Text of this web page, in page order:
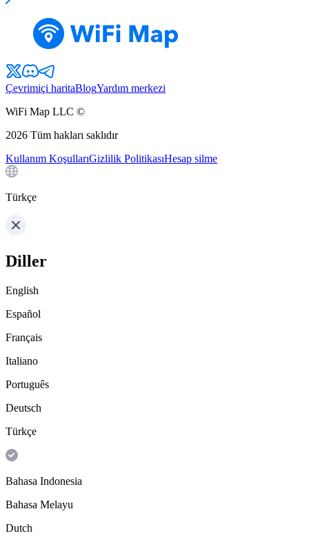
Çevrimiçi haritaBlogYardım merkezi
WiFi Map LLC ©
2026 Tüm hakları saklıdır
Kullanım KoşullarıGizlilik PolitikasıHesap silme
Türkçe
Diller
English
Español
Français
Italiano
Português
Deutsch
Türkçe
Bahasa Indonesia
Bahasa Melayu
Dutch